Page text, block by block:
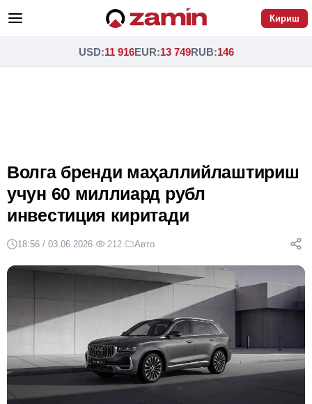
Кириш
USD:11 916EUR:13 749RUB:146
Волга бренди маҳаллийлаштириш
учун 60 миллиард рубл
инвестиция киритади
18:56 / 03.06.2026· 212· Авто